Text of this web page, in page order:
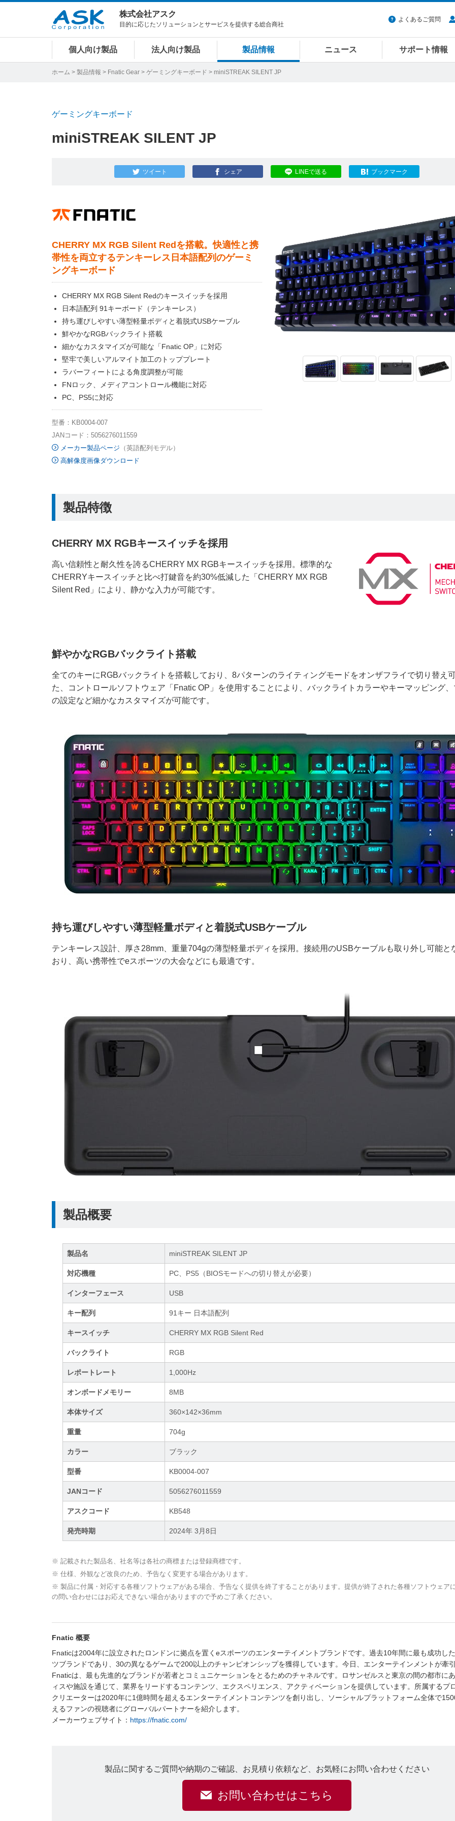
株式会社アスク
目的に応じたソリューションとサービスを提供する総合商社
よくあるご質問
個人向け製品 法人向け製品 製品情報 ニュース サポート情報
ホーム > 製品情報 > Fnatic Gear > ゲーミングキーボード > miniSTREAK SILENT JP
ゲーミングキーボード
miniSTREAK SILENT JP
ツイート シェア LINEで送る ブックマーク
CHERRY MX RGB Silent Redを搭載。快適性と携
帯性を両立するテンキーレス日本語配列のゲーミ
ングキーボード
CHERRY MX RGB Silent Redのキースイッチを採用
日本語配列 91キーボード（テンキーレス）
持ち運びしやすい薄型軽量ボディと着脱式USBケーブル
鮮やかなRGBバックライト搭載
細かなカスタマイズが可能な「Fnatic OP」に対応
堅牢で美しいアルマイト加工のトッププレート
ラバーフィートによる角度調整が可能
FNロック、メディアコントロール機能に対応
PC、PS5に対応
型番：KB0004-007
JANコード：5056276011559
メーカー製品ページ （英語配列モデル）
高解像度画像ダウンロード
製品特徴
CHERRY MX RGBキースイッチを採用
高い信頼性と耐久性を誇るCHERRY MX RGBキースイッチを採用。標準的な
CHERRYキースイッチと比べ打鍵音を約30%低減した「CHERRY MX RGB
Silent Red」により、静かな入力が可能です。
鮮やかなRGBバックライト搭載
全てのキーにRGBバックライトを搭載しており、8パターンのライティングモードをオンザフライで切り替え
た、コントロールソフトウェア「Fnatic OP」を使用することにより、バックライトカラーやキーマッピング
の設定など細かなカスタマイズが可能です。
持ち運びしやすい薄型軽量ボディと着脱式USBケーブル
テンキーレス設計、厚さ28mm、重量704gの薄型軽量ボディを採用。接続用のUSBケーブルも取り外し可能と
おり、高い携帯性でeスポーツの大会などにも最適です。
製品概要
製品名 miniSTREAK SILENT JP
対応機種 PC、PS5（BIOSモードへの切り替えが必要）
インターフェース USB
キー配列 91キー 日本語配列
キースイッチ CHERRY MX RGB Silent Red
バックライト RGB
レポートレート 1,000Hz
オンボードメモリー 8MB
本体サイズ 360×142×36mm
重量 704g
カラー ブラック
型番 KB0004-007
JANコード 5056276011559
アスクコード KB548
発売時期 2024年 3月8日
※ 記載された製品名、社名等は各社の商標または登録商標です。
※ 仕様、外観など改良のため、予告なく変更する場合があります。
※ 製品に付属・対応する各種ソフトウェアがある場合、予告なく提供を終了することがあります。提供が終了された各種ソフトウェア
の問い合わせにはお応えできない場合がありますので予めご了承ください。
Fnatic 概要
Fnaticは2004年に設立されたロンドンに拠点を置くeスポーツのエンターテイメントブランドです。過去10年間に最も成功し
ツブランドであり、30の異なるゲームで200以上のチャンピオンシップを獲得しています。今日、エンターテインメントが牽
Fnaticは、最も先進的なブランドが若者とコミュニケーションをとるためのチャネルです。ロサンゼルスと東京の間の都市に
ィスや施設を通じて、業界をリードするコンテンツ、エクスペリエンス、アクティベーションを提供しています。所属するプ
クリエーターは2020年に1億時間を超えるエンターテイメントコンテンツを創り出し、ソーシャルプラットフォーム全体で
えるファンの視聴者にグローバルパートナーを紹介します。
メーカーウェブサイト： https://fnatic.com/
製品に関するご質問や納期のご確認、お見積り依頼など、お気軽にお問い合わせください
お問い合わせはこちら